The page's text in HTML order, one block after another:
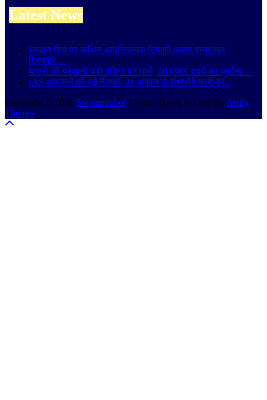
Latest News
भगवान शिव पर कथित आपत्तिजनक टिप्पणी,अरुण पन्नालाल
गिरफ्तार…
यात्री की परेशानी पड़ी इंडिगो पर भारी, 60 हजार रुपये का जुर्माना…
IAS अफसरों की नई तैनाती, 21 अगस्त से संभालेंगे कार्यभार..
Copyright © 2026 Swatantrabol Theme: News Record By Artify
Themes.